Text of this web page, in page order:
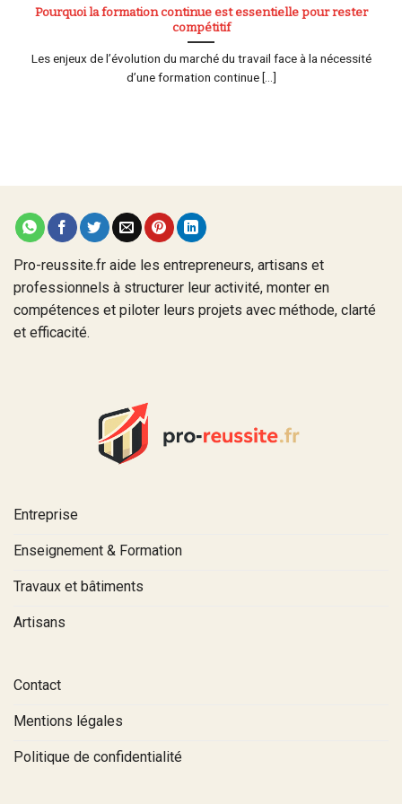
Pourquoi la formation continue est essentielle pour rester
compétitif
Les enjeux de l’évolution du marché du travail face à la nécessité
d’une formation continue [...]
Pro-reussite.fr aide les entrepreneurs, artisans et
professionnels à structurer leur activité, monter en
compétences et piloter leurs projets avec méthode, clarté
et efficacité.
Entreprise
Enseignement & Formation
Travaux et bâtiments
Artisans
Contact
Mentions légales
Politique de confidentialité